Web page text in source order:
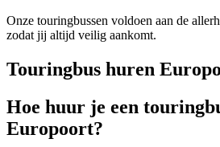
Onze touringbussen voldoen aan de
zodat jij altijd veilig aankomt.
Touringbus huren
Hoe huur je een
Europoort?